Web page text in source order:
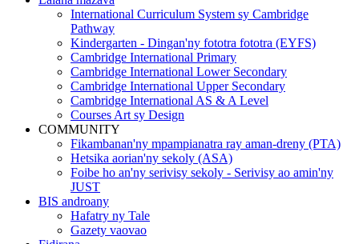
International Curriculum System sy Cambridge
Pathway
Kindergarten - Dingan'ny fototra fototra (EYFS)
Cambridge International Primary
Cambridge International Lower Secondary
Cambridge International Upper Secondary
Cambridge International AS & A Level
Courses Art sy Design
COMMUNITY
Fikambanan'ny mpampianatra ray aman-dreny (PTA)
Hetsika aorian'ny sekoly (ASA)
Foibe ho an'ny serivisy sekoly - Serivisy ao amin'ny
JUST
BIS androany
Hafatry ny Tale
Gazety vaovao